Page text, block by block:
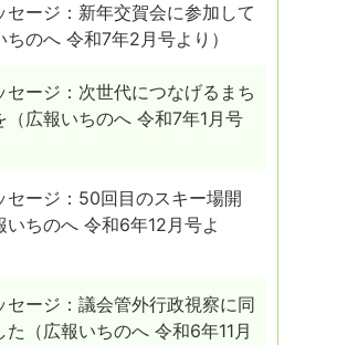
セージ：新年交賀会に参加して
ちのへ 令和7年2月号より）
セージ：次世代につなげるまち
（広報いちのへ 令和7年1月号
セージ：50回目のスキー場開
いちのへ 令和6年12月号よ
セージ：議会管外行政視察に同
た（広報いちのへ 令和6年11月